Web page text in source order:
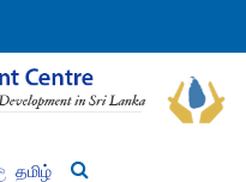
தமிழ்